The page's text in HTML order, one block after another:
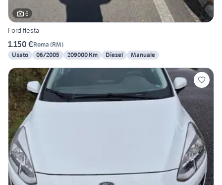
6
Ford fiesta
1.150 €Roma (RM)
Usato
06/2005 209000 Km Diesel Manuale